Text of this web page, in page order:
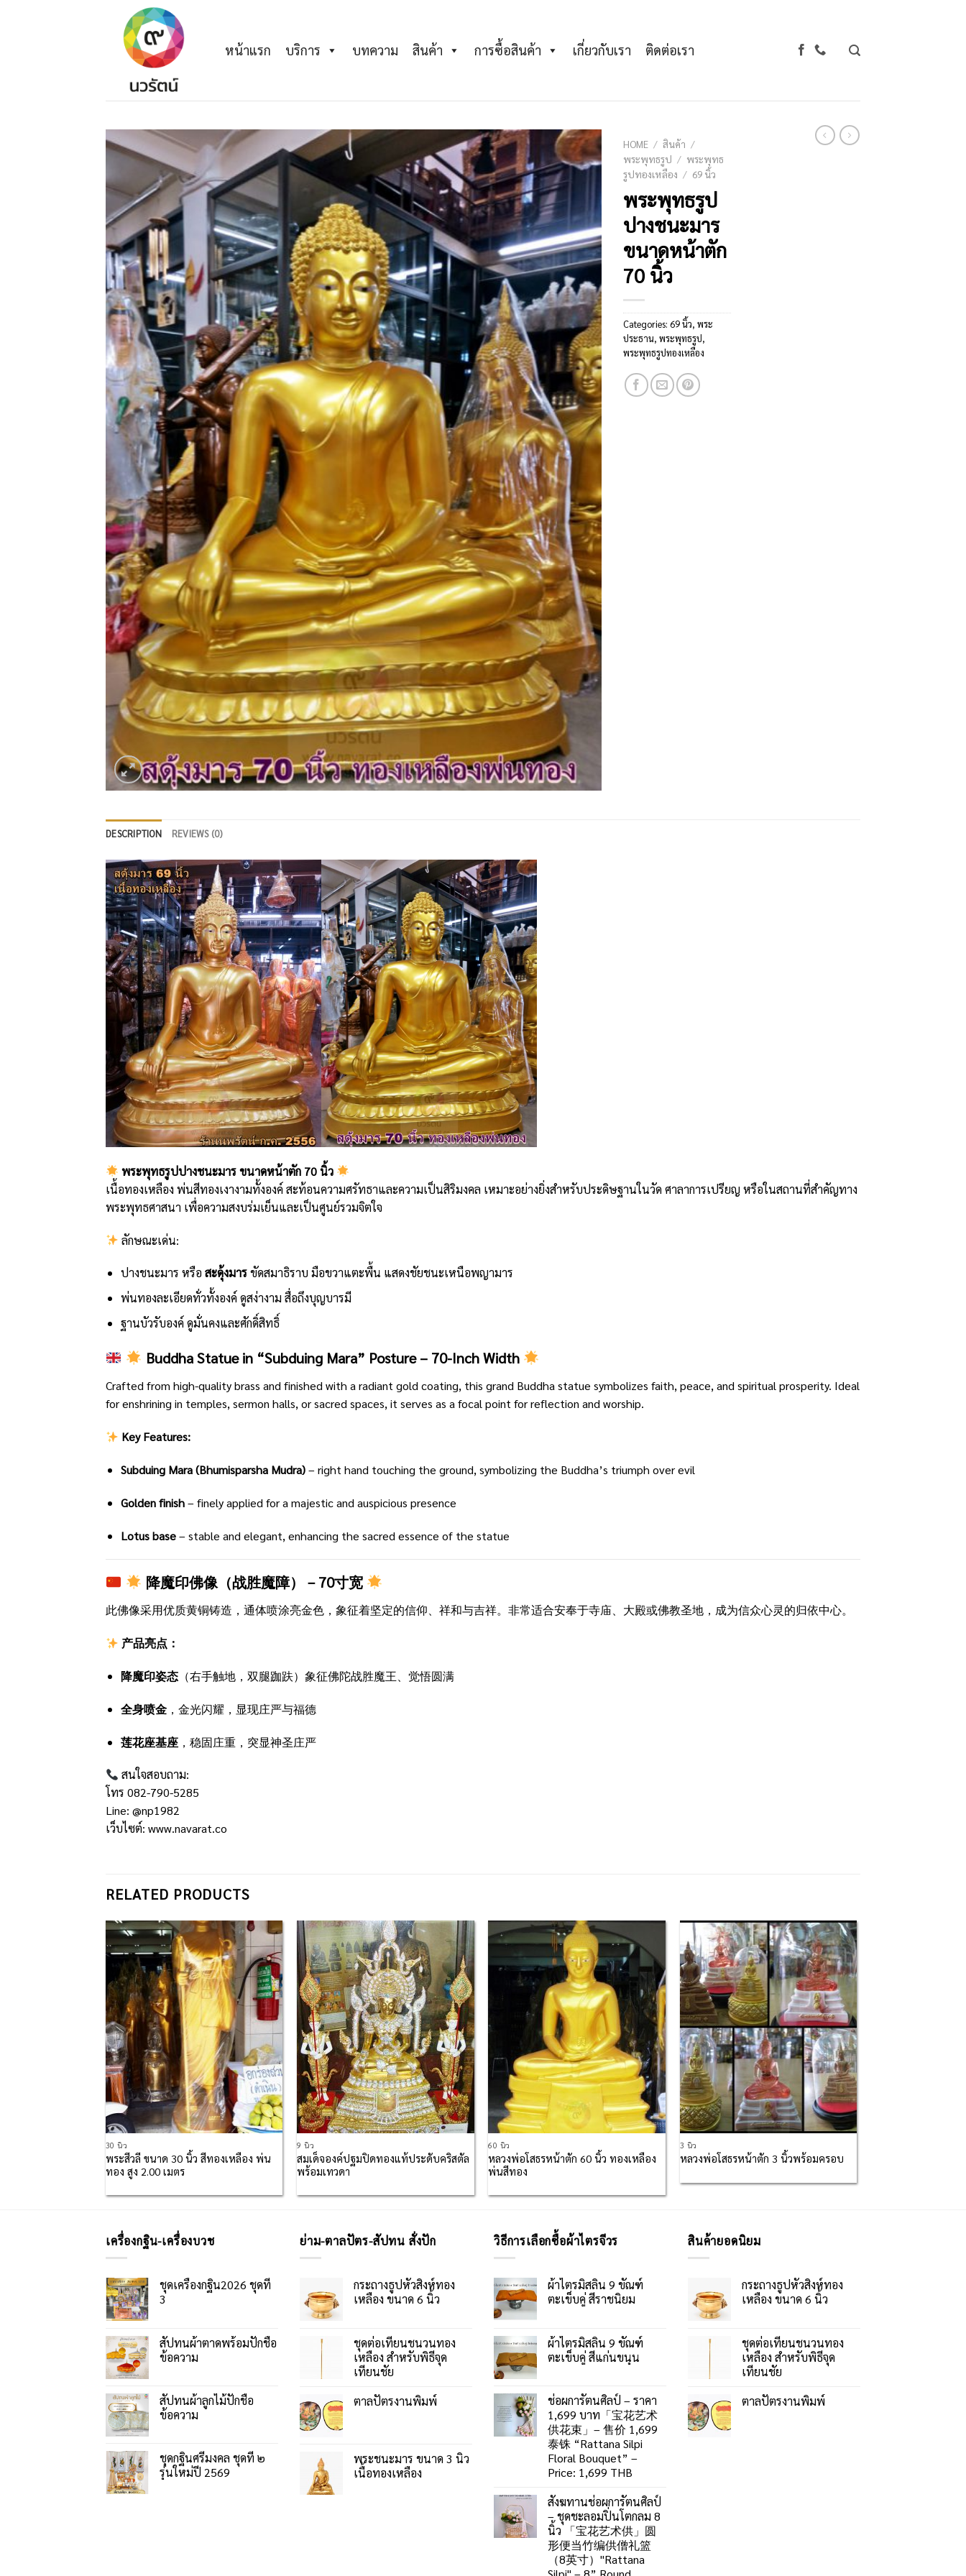
หน้าแรก บริการ บทความ สินค้า การซื้อสินค้า เกี่ยวกับเรา ติดต่อเรา
Add to
Wishlist
HOME / สินค้า /
พระพุทธรูป / พระพุทธ
รูปทองเหลือง / 69 นิ้ว
พระพุทธรูป
ปางชนะมาร
ขนาดหน้าตัก
70 นิ้ว
Categories: 69 นิ้ว, พระ
ประธาน, พระพุทธรูป,
พระพุทธรูปทองเหลือง
DESCRIPTION REVIEWS (0)
พระพุทธรูปปางชนะมาร ขนาดหน้าตัก 70 นิ้ว
เนื้อทองเหลือง พ่นสีทองเงางามทั้งองค์ สะท้อนความศรัทธาและความเป็นสิริมงคล เหมาะอย่างยิ่งสำหรับประดิษฐานในวัด ศาลาการเปรียญ หรือในสถานที่สำคัญทาง
พระพุทธศาสนา เพื่อความสงบร่มเย็นและเป็นศูนย์รวมจิตใจ
ลักษณะเด่น:
ปางชนะมาร หรือ สะดุ้งมารขัดสมาธิราบ มือขวาแตะพื้น แสดงชัยชนะเหนือพญามาร
พ่นทองละเอียดทั่วทั้งองค์ ดูสง่างาม สื่อถึงบุญบารมี
ฐานบัวรับองค์ ดูมั่นคงและศักดิ์สิทธิ์
Buddha Statue in “Subduing Mara” Posture – 70-Inch Width
Crafted from high-quality brass and finished with a radiant gold coating, this grand Buddha statue symbolizes faith, peace, and spiritual prosperity. Ideal
for enshrining in temples, sermon halls, or sacred spaces, it serves as a focal point for reflection and worship.
Key Features:
Subduing Mara (Bhumisparsha Mudra)– right hand touching the ground, symbolizing the Buddha’s triumph over evil
Golden finish– finely applied for a majestic and auspicious presence
Lotus base– stable and elegant, enhancing the sacred essence of the statue
降魔印佛像（战胜魔障）－70寸宽
此佛像采用优质黄铜铸造，通体喷涂亮金色，象征着坚定的信仰、祥和与吉祥。非常适合安奉于寺庙、大殿或佛教圣地，成为信众心灵的归依中心。
产品亮点：
降魔印姿态（右手触地，双腿跏趺）象征佛陀战胜魔王、觉悟圆满
全身喷金，金光闪耀，显现庄严与福德
莲花座基座，稳固庄重，突显神圣庄严
สนใจสอบถาม:
โทร 082-790-5285
Line: @np1982
เว็บไซต์: www.navarat.co
RELATED PRODUCTS
Add to
Wishlist
30 นิ้ว
พระสีวลี ขนาด 30 นิ้ว สีทองเหลือง พ่น
ทอง สูง 2.00 เมตร
Add to
Wishlist
9 นิ้ว
สมเด็จองค์ปฐมปิดทองแท้ประดับคริสตัล
พร้อมเทวดา
Add to
Wishlist
60 นิ้ว
หลวงพ่อโสธรหน้าตัก 60 นิ้ว ทองเหลือง
พ่นสีทอง
Add to
Wishlist
3 นิ้ว
หลวงพ่อโสธรหน้าตัก 3 นิ้วพร้อมครอบ
เครื่องกฐิน-เครื่องบวช
ชุดเครื่องกฐิน2026 ชุดที่
3
สัปทนผ้าตาดพร้อมปักชื่อ
ข้อความ
สัปทนผ้าลูกไม้ปักชื่อ
ข้อความ
ชุดกฐินศรีมงคล ชุดที่ ๒
รุ่นใหม่ปี 2569
ย่าม-ตาลปัตร-สัปทน สั่งปัก
กระถางธูปหัวสิงห์ทอง
เหลือง ขนาด 6 นิ้ว
ชุดต่อเทียนชนวนทอง
เหลือง สำหรับพิธีจุด
เทียนชัย
ตาลปัตรงานพิมพ์
พระชนะมาร ขนาด 3 นิ้ว
เนื้อทองเหลือง
วิธีการเลือกซื้อผ้าไตรจีวร
ผ้าไตรมิสลิน 9 ขัณฑ์
ตะเข็บคู่ สีราชนิยม
ผ้าไตรมิสลิน 9 ขัณฑ์
ตะเข็บคู่ สีแก่นขนุน
ช่อผการัตนศิลป์ – ราคา
1,699 บาท「宝花艺术
供花束」– 售价 1,699
泰铢 “Rattana Silpi
Floral Bouquet” –
Price: 1,699 THB
สังฆทานช่อผการัตนศิลป์
– ชุดชะลอมปิ่นโตกลม 8
นิ้ว 「宝花艺术供」圆
形便当竹编供僧礼篮
（8英寸）"Rattana
สินค้ายอดนิยม
กระถางธูปหัวสิงห์ทอง
เหลือง ขนาด 6 นิ้ว
ชุดต่อเทียนชนวนทอง
เหลือง สำหรับพิธีจุด
เทียนชัย
ตาลปัตรงานพิมพ์